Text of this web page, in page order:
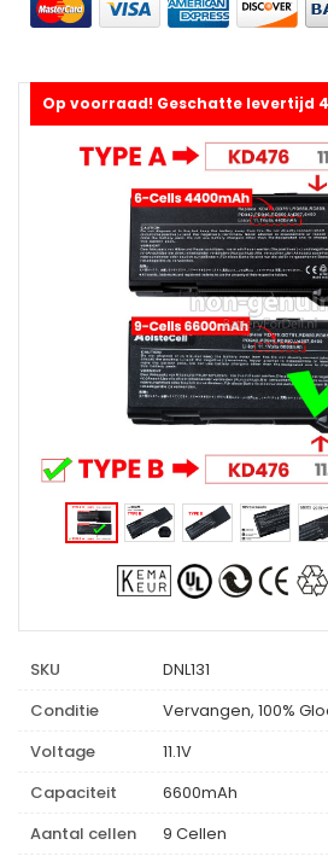
Op voorraad! Geschatte levertijd
SKU
DNL131
Conditie
Vervangen, 100%
Voltage
11.1V
Capaciteit
6600mAh
Aantal cellen
9 Cellen